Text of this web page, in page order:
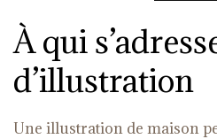
À qui
d’illustration
Une illustration de maison